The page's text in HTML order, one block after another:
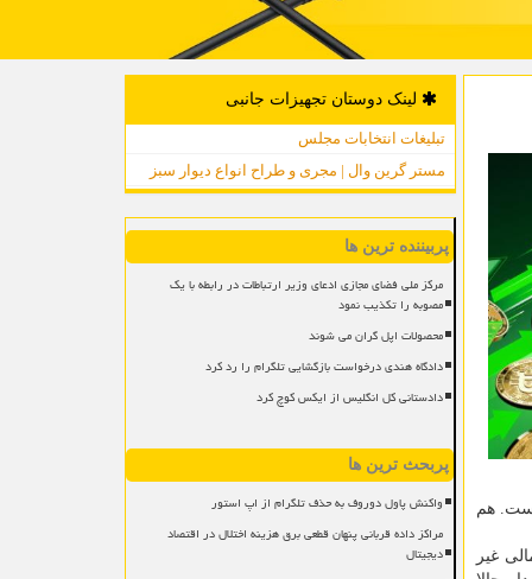
روز قبل ۲.۱۸ درصد بیشتر شده است. هم
امور مالی غیر
لینک دوستان تجهیزات جانبی
تبلیغات انتخابات مجلس
مستر گرین وال | مجری و طراح انواع دیوار سبز
پربیننده ترین ها
مرکز ملی فضای مجازی ادعای وزیر ارتباطات در رابطه با یک
مصوبه را تکذیب نمود
محصولات اپل گران می شوند
دادگاه هندی درخواست بازگشایی تلگرام را رد کرد
دادستانی کل انگلیس از ایکس کوچ کرد
پربحث ترین ها
واکنش پاول دوروف به حذف تلگرام از اپ استور
مراکز داده قربانی پنهان قطعی برق هزینه اختلال در اقتصاد
دیجیتال